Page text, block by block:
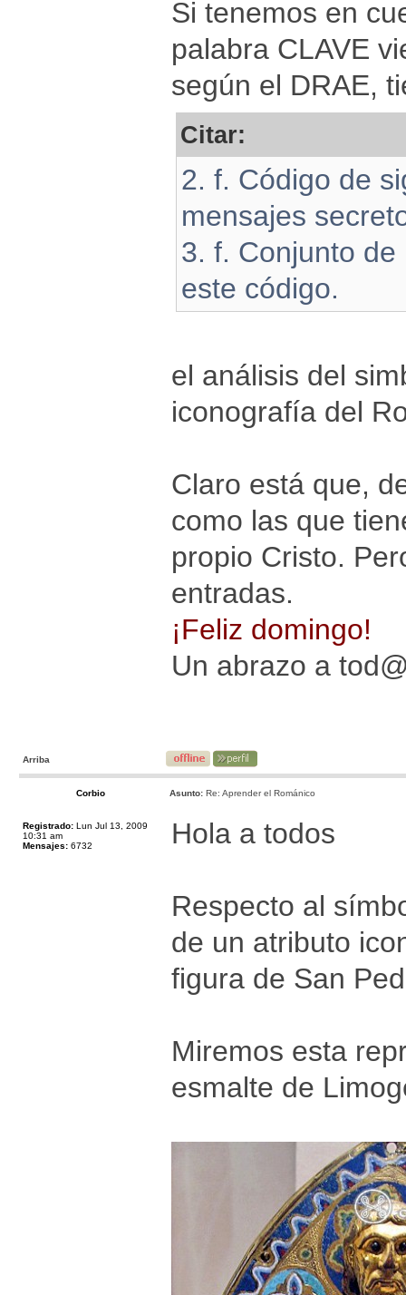
Si tenemos en
palabra CLAVE
según el DRAE,
Citar:
2. f. Código de
mensajes
3. f. Conjunto
este código.
el análisis del
iconografía del
Claro está que,
como las que
propio Cristo.
entradas.
¡Feliz domingo!
Un abrazo a
Arriba
Corbio Asunto: Re: Aprender el Románico
Registrado: Lun Jul 13, 2009
10:31 am
Mensajes: 6732 Hola a todos
Respecto al
de un atributo
figura de San
Miremos esta
esmalte de